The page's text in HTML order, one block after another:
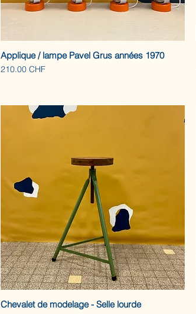
Applique / lampe Pavel Grus années 1970
Prix
210.00 CHF
Chevalet de modelage - Selle lourde